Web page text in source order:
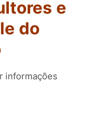
e
do
informações